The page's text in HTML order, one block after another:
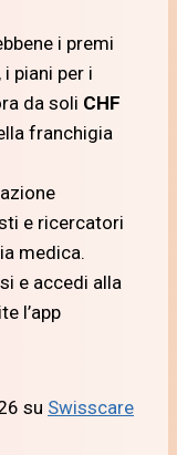
i premi
piani per i
da soli CHF
franchigia
e ricercatori
medica.
e accedi alla
l’app
su Swisscare